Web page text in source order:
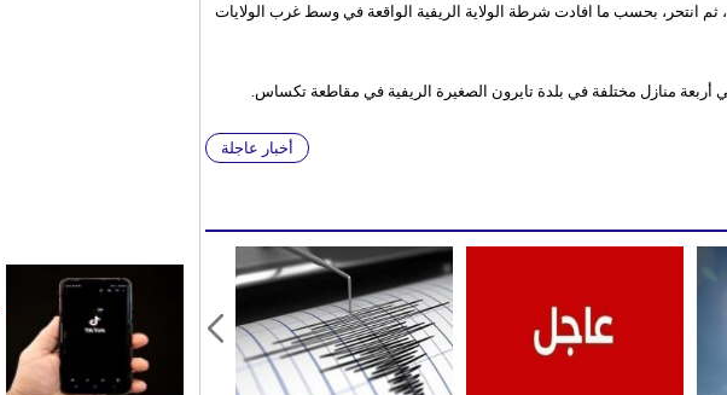
انتحر، بحسب ما افادت شرطة الولاية الريفية الواقعة في وسط غرب الولايات
منازل مختلفة في بلدة تايرون الصغيرة الريفية في مقاطعة تكساس.
أخبار عاجلة